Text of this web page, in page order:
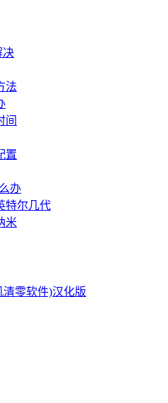
决
法
间
置
办
特尔几代
米
清零软件)汉化版